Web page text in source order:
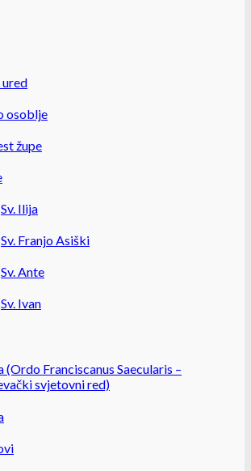
ured
osoblje
župe
Sv. Ilija
Sv. Franjo Asiški
Sv. Ante
Sv. Ivan
(Ordo Franciscanus Saecularis –
svjetovni red)